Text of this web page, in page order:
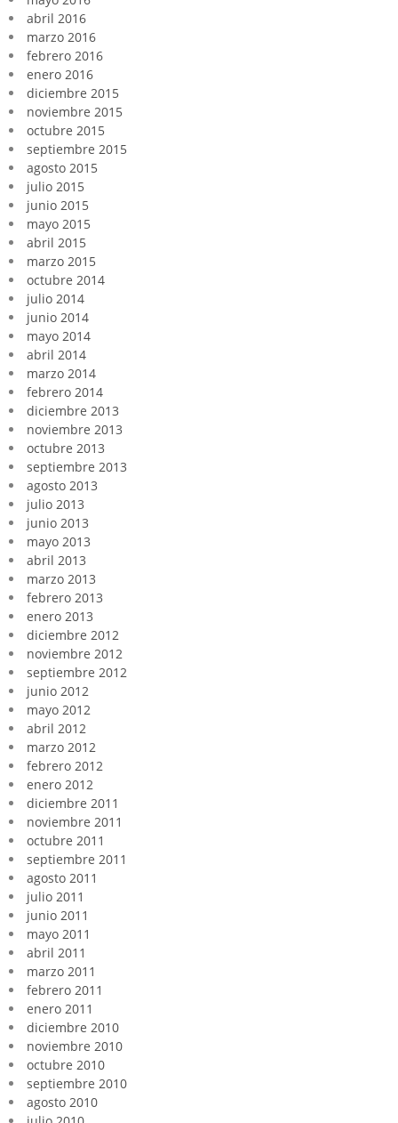
abril 2016
marzo 2016
febrero 2016
enero 2016
diciembre 2015
noviembre 2015
octubre 2015
septiembre 2015
agosto 2015
julio 2015
junio 2015
mayo 2015
abril 2015
marzo 2015
octubre 2014
julio 2014
junio 2014
mayo 2014
abril 2014
marzo 2014
febrero 2014
diciembre 2013
noviembre 2013
octubre 2013
septiembre 2013
agosto 2013
julio 2013
junio 2013
mayo 2013
abril 2013
marzo 2013
febrero 2013
enero 2013
diciembre 2012
noviembre 2012
septiembre 2012
junio 2012
mayo 2012
abril 2012
marzo 2012
febrero 2012
enero 2012
diciembre 2011
noviembre 2011
octubre 2011
septiembre 2011
agosto 2011
julio 2011
junio 2011
mayo 2011
abril 2011
marzo 2011
febrero 2011
enero 2011
diciembre 2010
noviembre 2010
octubre 2010
septiembre 2010
agosto 2010